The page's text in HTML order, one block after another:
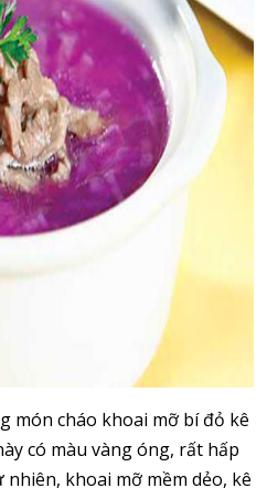
món cháo khoai mỡ bí đỏ kê
có màu vàng óng, rất hấp
khoai mỡ mềm dẻo, kê